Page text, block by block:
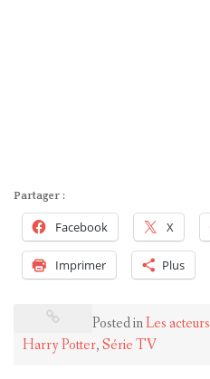
Partager :
Facebook X
Imprimer Plus
Posted inLes acteurs
Harry Potter,Série TV